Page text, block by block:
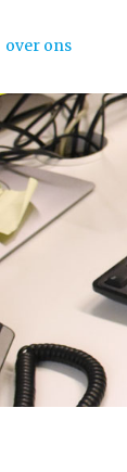
over ons